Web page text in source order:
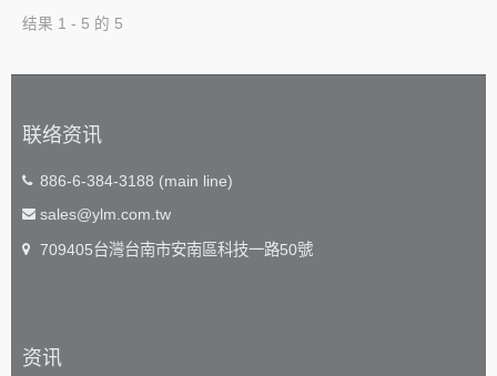
结果 1 - 5 的 5
联络资讯
886-6-384-3188 (main line)
sales@ylm.com.tw
709405台灣台南市安南區科技一路50號
资讯